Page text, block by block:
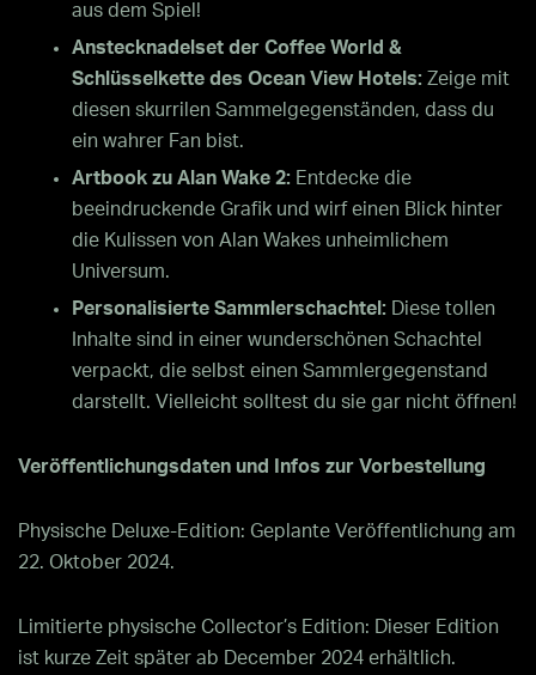
aus dem Spiel!
Anstecknadelset der Coffee World &
Schlüsselkette des Ocean View Hotels: Zeige mit
diesen skurrilen Sammelgegenständen, dass du
ein wahrer Fan bist.
Artbook zu Alan Wake 2: Entdecke die
beeindruckende Grafik und wirf einen Blick hinter
die Kulissen von Alan Wakes unheimlichem
Universum.
Personalisierte Sammlerschachtel: Diese tollen
Inhalte sind in einer wunderschönen Schachtel
verpackt, die selbst einen Sammlergegenstand
darstellt. Vielleicht solltest du sie gar nicht öffnen!
Veröffentlichungsdaten und Infos zur Vorbestellung
Physische Deluxe-Edition: Geplante Veröffentlichung am
22. Oktober 2024.
Limitierte physische Collector’s Edition: Dieser Edition
ist kurze Zeit später ab December 2024 erhältlich.